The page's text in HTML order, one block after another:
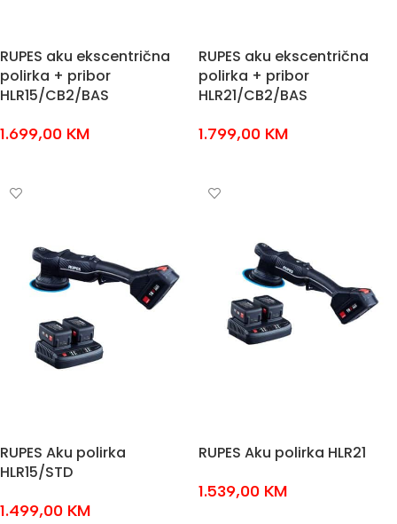
RUPES aku ekscentrična
polirka + pribor
HLR15/CB2/BAS
1.699,00 KM
RUPES aku ekscentrična
polirka + pribor
HLR21/CB2/BAS
1.799,00 KM
RUPES Aku polirka
HLR15/STD
1.499,00 KM
RUPES Aku polirka HLR21
1.539,00 KM